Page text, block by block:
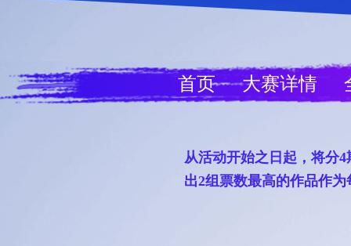
首页 大赛详情
从活动开始之日起，将分
出2组票数最高的作品作